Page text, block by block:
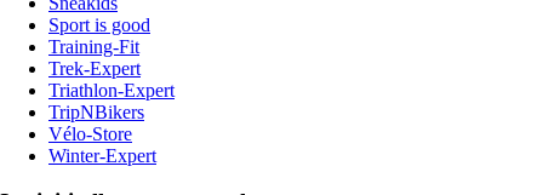
Sport is good
Training-Fit
Trek-Expert
Triathlon-Expert
TripNBikers
Vélo-Store
Winter-Expert